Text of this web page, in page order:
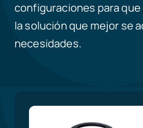
configuraciones para
la solución que mejor se
necesidades.